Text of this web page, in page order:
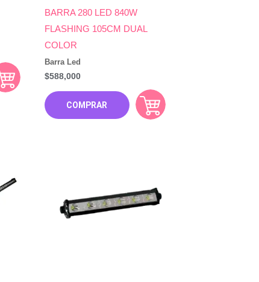
Barra Led
BARRA 280 LED 840W
FLASHING 105CM DUAL
COLOR
COMPRAR
$588,000